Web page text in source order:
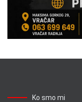
Ko smo mi